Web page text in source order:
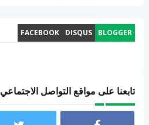
BLOGGER
DISQUS
FACEBOOK
تابعنا على مواقع التواصل الاجتماعي